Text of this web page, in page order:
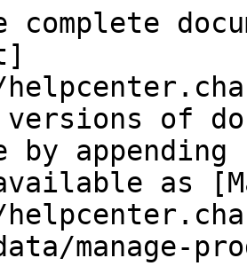
complete
versions of
by
as
manage-